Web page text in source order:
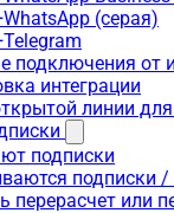
(серая)
подключения от
интеграции
линии
подписки
подписки
перерасчет или